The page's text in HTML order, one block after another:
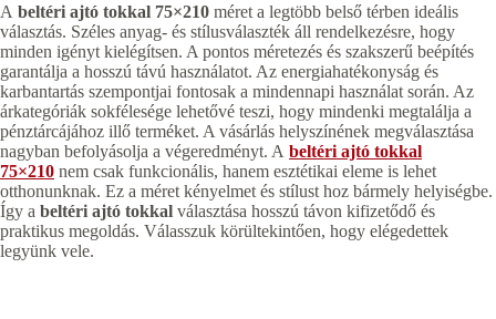
A beltéri ajtó tokkal 75×210 méret a legtöbb belső térben ideális
választás. Széles anyag- és stílusválaszték áll rendelkezésre, hogy
minden igényt kielégítsen. A pontos méretezés és szakszerű beépítés
garantálja a hosszú távú használatot. Az energiahatékonyság és
karbantartás szempontjai fontosak a mindennapi használat során. Az
árkategóriák sokfélesége lehetővé teszi, hogy mindenki megtalálja a
pénztárcájához illő terméket. A vásárlás helyszínének megválasztása
nagyban befolyásolja a végeredményt. A beltéri ajtó tokkal
75×210 nem csak funkcionális, hanem esztétikai eleme is lehet
otthonunknak. Ez a méret kényelmet és stílust hoz bármely helyiségbe.
Így a beltéri ajtó tokkal választása hosszú távon kifizetődő és
praktikus megoldás. Válasszuk körültekintően, hogy elégedettek
legyünk vele.